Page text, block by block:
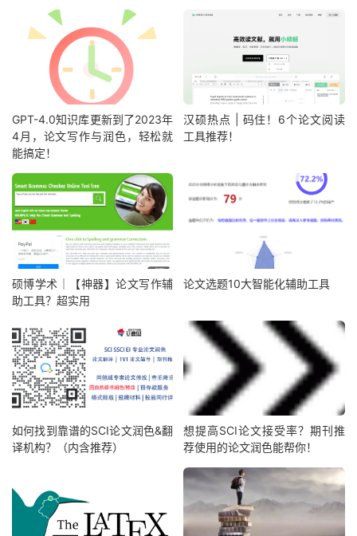
GPT-4.0知识库更新到了2023年
4月，论文写作与润色，轻松就
能搞定！
汉硕热点 | 码住！6个论文阅读
工具推荐！
硕博学术｜【神器】论文写作辅
助工具？超实用
论文选题10大智能化辅助工具
如何找到靠谱的SCI论文润色&翻
译机构？（内含推荐）
想提高SCI论文接受率？期刊推
荐使用的论文润色能帮你！